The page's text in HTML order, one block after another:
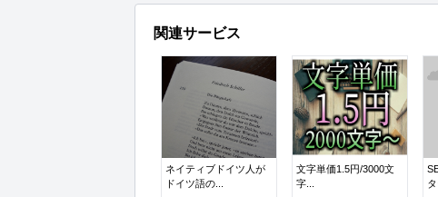
関連サービス
ネイティブドイツ人が
ドイツ語の...
文字単価1.5円/3000文
字...